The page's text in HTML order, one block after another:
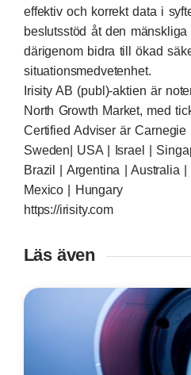
effektiv och korrekt data i
beslutsstöd åt den
därigenom bidra till ökad
situationsmedvetenhet.
Irisity AB (publ)-aktien är
North Growth Market, med
Certified Adviser är Carnegie
Sweden| USA | Israel |
Brazil | Argentina | Australia |
Mexico | Hungary
https://irisity.com
Läs även